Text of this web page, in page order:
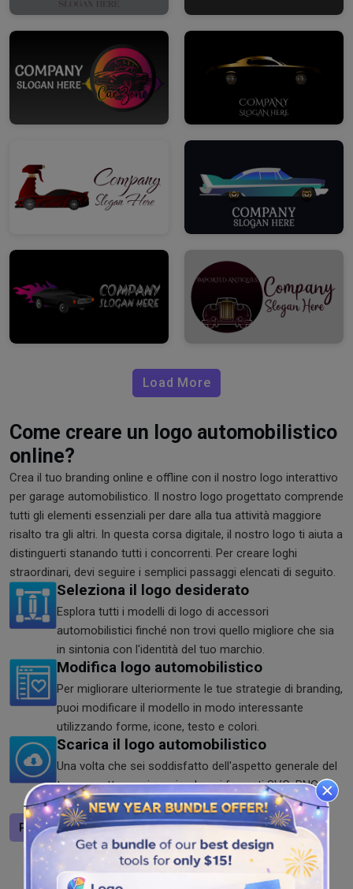
Load More
Come creare un logo automobilistico
online?
Crea il tuo branding online e offline con il nostro logo interattivo
per garage automobilistico. Il nostro logo progettato comprende
tutti gli elementi essenziali per dare alla tua attività maggiore
risalto tra gli altri. In questa corsa digitale, il nostro logo ti aiuta a
distinguerti stanando tutti i concorrenti. Per creare loghi
straordinari, devi seguire i semplici passaggi elencati di seguito.
Seleziona il logo desiderato
Esplora tutti i modelli di logo di accessori
automobilistici finché non trovi quello migliore che sia
in sintonia con l'identità del tuo marchio.
Modifica logo automobilistico
Per migliorare ulteriormente le tue strategie di branding,
puoi modificare il modello in modo interessante
utilizzando forme, icone, testo e colori.
Scarica il logo automobilistico
Una volta che sei soddisfatto dell'aspetto generale del
tuo progetto, puoi scaricarlo nei formati SVG, PNG e
JPG dal nostro strumento.
Progetta un logo